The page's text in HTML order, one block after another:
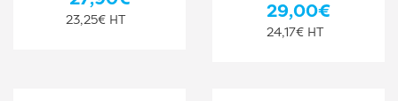
23,25€ HT 29,00€
24,17€ HT